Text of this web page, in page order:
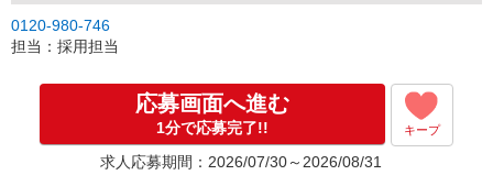
お気軽にご応募ください♪
0120-980-746
担当：採用担当
応募画面へ進む
1分で応募完了!! キープ
求人応募期間：2026/07/30～2026/08/31